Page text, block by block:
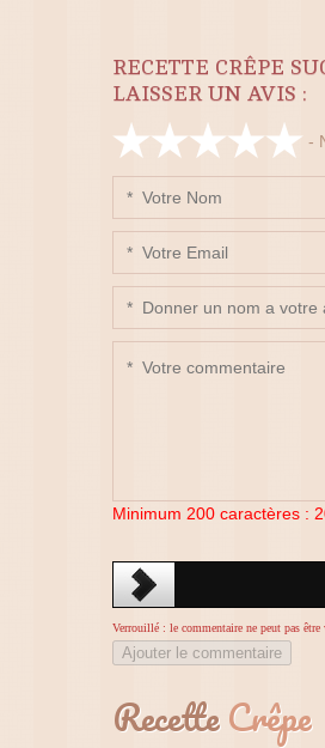
RECETTE CRÊPE
LAISSER UN AVIS :
-
Minimum 200 caractères :
Verrouillé : le commentaire ne peut pas être
Ajouter le commentaire
RecetteCrêpe